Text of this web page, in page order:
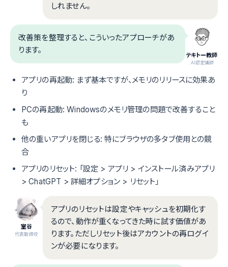
しれません。
テキトー教師
.AI認定講師
改善策を整理すると、こういったアプローチがあ
ります。
アプリの再起動: まず基本ですが、メモリのリリースに効果あ
り
PCの再起動: Windowsのメモリ管理の問題で改善すること
も
他の重いアプリを閉じる: 特にブラウザの多タブ使用との競
合
アプリのリセット: 「設定 > アプリ > インストール済みアプリ
> ChatGPT > 詳細オプション > リセット」
室谷
代表取締役
アプリのリセットは設定やキャッシュを初期化す
るので、動作が重くなってきた時に試す価値があ
ります。ただしリセット後はアカウントの再ログイ
ンが必要になります。